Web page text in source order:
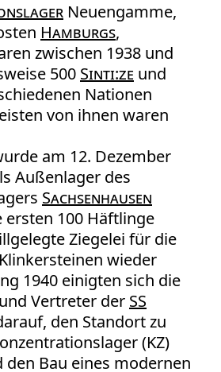
Neuengamme,
Hamburgs,
zwischen 1938 und
500 Sinti:ze und
Nationen
von ihnen waren
am 12. Dezember
Außenlager des
Sachsenhausen
ersten 100 Häftlinge
Ziegelei für die
wieder
1940 einigten sich die
Vertreter der SS
den Standort zu
(KZ)
den Bau eines modernen